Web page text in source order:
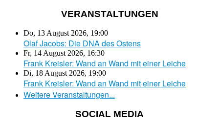
VERANSTALTUNGEN
Do, 13 August 2026, 19:00
Olaf Jacobs: Die DNA des Ostens
Fr, 14 August 2026, 16:30
Frank Kreisler: Wand an Wand mit einer Leiche
Di, 18 August 2026, 19:00
Frank Kreisler: Wand an Wand mit einer Leiche
Weitere Veranstaltungen...
SOCIAL MEDIA